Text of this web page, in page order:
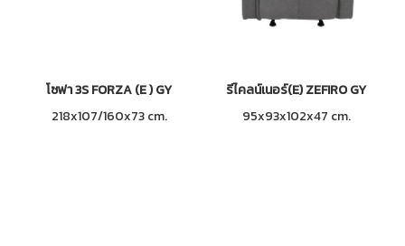
โซฟา 3S FORZA (E ) GY
218x107/160x73 cm.
รีไคลน์เนอร์(E) ZEFIRO GY
95x93x102x47 cm.